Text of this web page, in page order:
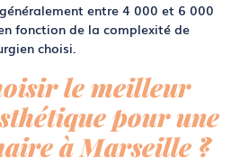
entre 4 000 et 6 000
fonction de la complexité de
choisi.
le meilleur
pour une
à Marseille ?